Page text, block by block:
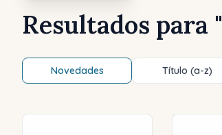
Resultados para "
Novedades Título (a-z)